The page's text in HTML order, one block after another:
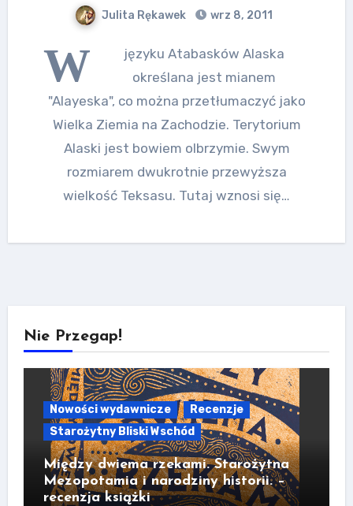
Julita Rękawek wrz 8, 2011
W
języku Atabasków Alaska
określana jest mianem
"Alayeska", co można przetłumaczyć jako
Wielka Ziemia na Zachodzie. Terytorium
Alaski jest bowiem olbrzymie. Swym
rozmiarem dwukrotnie przewyższa
wielkość Teksasu. Tutaj wznosi się…
Nie Przegap!
Nowości wydawnicze
Recenzje
Starożytny Bliski Wschód
Między dwiema rzekami. Starożytna
Mezopotamia i narodziny historii. –
recenzja książki